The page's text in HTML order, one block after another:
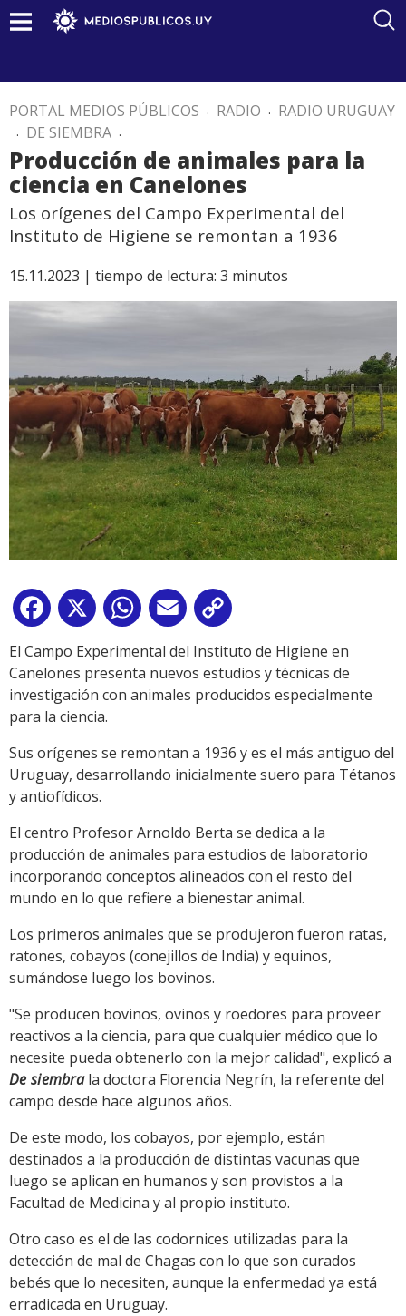
PORTAL MEDIOS PÚBLICOS . RADIO . RADIO URUGUAY
. DE SIEMBRA .
Producción de animales para la
ciencia en Canelones
Los orígenes del Campo Experimental del
Instituto de Higiene se remontan a 1936
15.11.2023 | tiempo de lectura: 3 minutos
Facebook
X WhatsApp
Email
Link
El Campo Experimental del Instituto de Higiene en
Canelones presenta nuevos estudios y técnicas de
investigación con animales producidos especialmente
para la ciencia.
Sus orígenes se remontan a 1936 y es el más antiguo del
Uruguay, desarrollando inicialmente suero para Tétanos
y antiofídicos.
El centro Profesor Arnoldo Berta se dedica a la
producción de animales para estudios de laboratorio
incorporando conceptos alineados con el resto del
mundo en lo que refiere a bienestar animal.
Los primeros animales que se produjeron fueron ratas,
ratones, cobayos (conejillos de India) y equinos,
sumándose luego los bovinos.
"Se producen bovinos, ovinos y roedores para proveer
reactivos a la ciencia, para que cualquier médico que lo
necesite pueda obtenerlo con la mejor calidad", explicó a
De siembrala doctora Florencia Negrín, la referente del
campo desde hace algunos años.
De este modo, los cobayos, por ejemplo, están
destinados a la producción de distintas vacunas que
luego se aplican en humanos y son provistos a la
Facultad de Medicina y al propio instituto.
Otro caso es el de las codornices utilizadas para la
detección de mal de Chagas con lo que son curados
bebés que lo necesiten, aunque la enfermedad ya está
erradicada en Uruguay.